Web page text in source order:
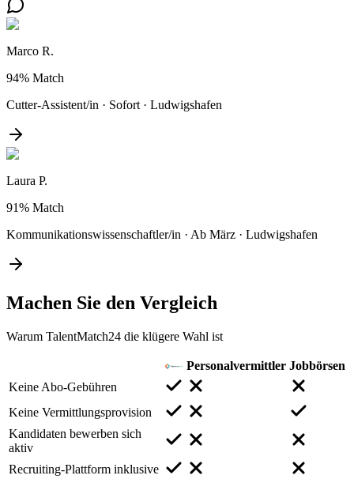
Marco R.
94% Match
Cutter-Assistent/in · Sofort · Ludwigshafen
Laura P.
91% Match
Kommunikationswissenschaftler/in · Ab März · Ludwigshafen
Machen Sie den Vergleich
Warum TalentMatch24 die klügere Wahl ist
Personalvermittler Jobbörsen
Keine Abo-Gebühren
Keine Vermittlungsprovision
Kandidaten bewerben sich
aktiv
Recruiting-Plattform inklusive